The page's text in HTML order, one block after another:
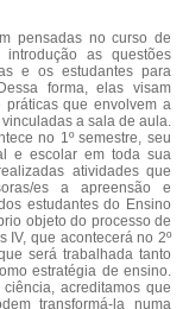
pensadas no curso de
as questões
e os estudantes para
forma, elas visam
que envolvem a
a sala de aula.
no 1º semestre, seu
e escolar em toda sua
atividades que
es a apreensão e
estudantes do Ensino
objeto do processo de
IV, que acontecerá no 2º
será trabalhada tanto
estratégia de ensino.
acreditamos que
transformá-la numa